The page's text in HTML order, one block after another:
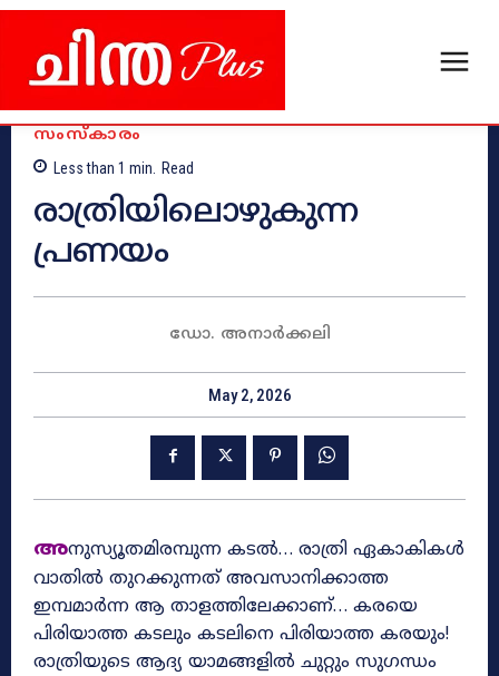
സംസ്‌കാരം
Less than 1 min. Read
രാത്രിയിലൊഴുകുന്ന
പ്രണയം
ഡോ. അനാർക്കലി
May 2, 2026
അനുസ്യൂതമിരമ്പുന്ന കടൽ… രാത്രി ഏകാകികൾ
വാതിൽ തുറക്കുന്നത് അവസാനിക്കാത്ത
ഇമ്പമാർന്ന ആ താളത്തിലേക്കാണ്… കരയെ
പിരിയാത്ത കടലും കടലിനെ പിരിയാത്ത കരയും!
രാത്രിയുടെ ആദ്യ യാമങ്ങളിൽ ചുറ്റും സുഗന്ധം